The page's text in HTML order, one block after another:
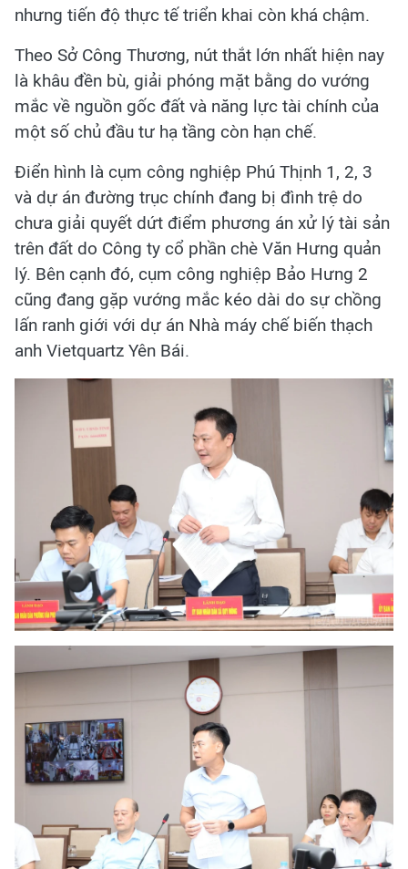
nhưng tiến độ thực tế triển khai còn khá chậm.
Theo Sở Công Thương, nút thắt lớn nhất hiện nay
là khâu đền bù, giải phóng mặt bằng do vướng
mắc về nguồn gốc đất và năng lực tài chính của
một số chủ đầu tư hạ tầng còn hạn chế.
Điển hình là cụm công nghiệp Phú Thịnh 1, 2, 3
và dự án đường trục chính đang bị đình trệ do
chưa giải quyết dứt điểm phương án xử lý tài sản
trên đất do Công ty cổ phần chè Văn Hưng quản
lý. Bên cạnh đó, cụm công nghiệp Bảo Hưng 2
cũng đang gặp vướng mắc kéo dài do sự chồng
lấn ranh giới với dự án Nhà máy chế biến thạch
anh Vietquartz Yên Bái.